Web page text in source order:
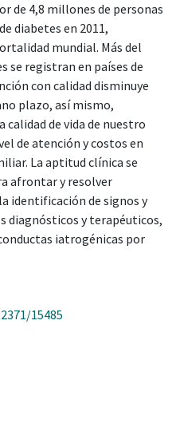
de 4,8 millones de personas
diabetes en 2011,
mundial. Más del
se registran en países de
con calidad disminuye
plazo, así mismo,
calidad de vida de nuestro
de atención y costos en
La aptitud clínica se
afrontar y resolver
identificación de signos y
diagnósticos y terapéuticos,
iatrogénicas por
15485